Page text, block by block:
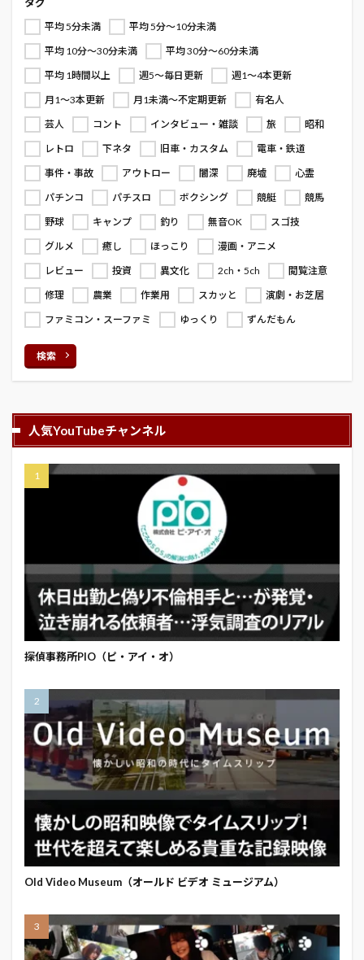
平均 5分未満
平均 5分～10分未満
平均 10分～30分未満
平均 30分～60分未満
平均 1時間以上
週5～毎日更新
週1～4本更新
月1～3本更新
月1未満～不定期更新
有名人
芸人
コント インタビュー・雑談 旅
昭和
レトロ
下ネタ 旧車・カスタム
電車・鉄道
事件・事故
アウトロー 闇深 廃墟
心霊
パチンコ
パチスロ ボクシング 競艇
競馬
野球
キャンプ 釣り 無音OK
スゴ技
グルメ
癒し ほっこり
漫画・アニメ
レビュー
投資 異文化 2ch・5ch
閲覧注意
修理
農業 作業用 スカッと
演劇・お芝居
ファミコン・スーファミ
ゆっくり ずんだもん
検索
人気YouTubeチャンネル
探偵事務所PIO（ピ・アイ・オ）
Old Video Museum（オールド ビデオ ミュージアム）